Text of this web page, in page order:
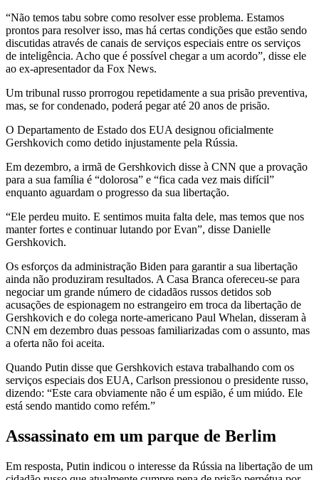
“Não temos tabu sobre como resolver esse problema. Estamos
prontos para resolver isso, mas há certas condições que estão sendo
discutidas através de canais de serviços especiais entre os serviços
de inteligência. Acho que é possível chegar a um acordo”, disse ele
ao ex-apresentador da Fox News.
Um tribunal russo prorrogou repetidamente a sua prisão preventiva,
mas, se for condenado, poderá pegar até 20 anos de prisão.
O Departamento de Estado dos EUA designou oficialmente
Gershkovich como detido injustamente pela Rússia.
Em dezembro, a irmã de Gershkovich disse à CNN que a provação
para a sua família é “dolorosa” e “fica cada vez mais difícil”
enquanto aguardam o progresso da sua libertação.
“Ele perdeu muito. E sentimos muita falta dele, mas temos que nos
manter fortes e continuar lutando por Evan”, disse Danielle
Gershkovich.
Os esforços da administração Biden para garantir a sua libertação
ainda não produziram resultados. A Casa Branca ofereceu-se para
negociar um grande número de cidadãos russos detidos sob
acusações de espionagem no estrangeiro em troca da libertação de
Gershkovich e do colega norte-americano Paul Whelan, disseram à
CNN em dezembro duas pessoas familiarizadas com o assunto, mas
a oferta não foi aceita.
Quando Putin disse que Gershkovich estava trabalhando com os
serviços especiais dos EUA, Carlson pressionou o presidente russo,
dizendo: “Este cara obviamente não é um espião, é um miúdo. Ele
está sendo mantido como refém.”
Assassinato em um parque de Berlim
Em resposta, Putin indicou o interesse da Rússia na libertação de um